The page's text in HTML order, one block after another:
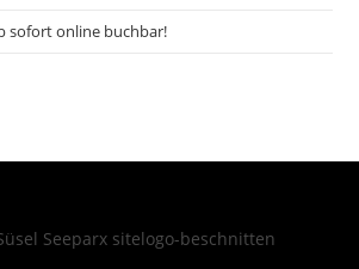
sofort online buchbar!